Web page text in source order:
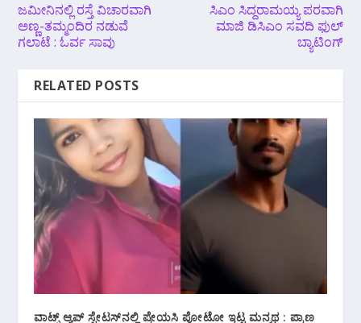
ಜಮೀನಿನಲ್ಲಿ ರಸ್ತೆ ವಿಚಾರವಾಗಿ
ಅಣ್ಣ-ತಮ್ಮಂದಿರ ನಡುವೆ
ಗಲಾಟೆ : ಓರ್ವ ಸಾವು
ಸಿಎಂ ಸಿದ್ದರಾಮಯ್ಯ ಪರವಾಗಿ
ಮಾಜಿ ಡಿಸಿಎಂ ಸವದಿ ಫುಲ್
ಬ್ಯಾಟಿಂಗ್
RELATED POSTS
ವಾಟ್ಸ್ ಆ್ಯಪ್ ಸ್ಟೇಟಸ್‌ನಲ್ಲಿ ಪ್ರೇಯಸಿ ಪೋಟೋ ಇಟ್ಟ ಮನ್ಮಥ : ಪ್ರಾಣ